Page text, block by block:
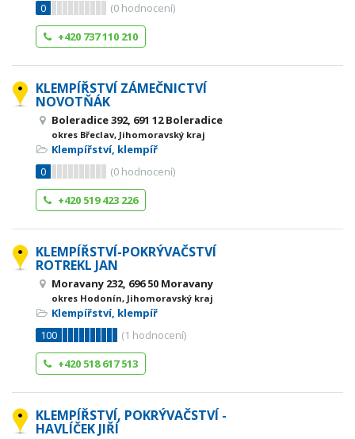
0
(0 hodnocení)
+420 737 110 210
KLEMPÍŘSTVÍ ZÁMEČNICTVÍ
NOVOTŇÁK
Boleradice 392, 691 12 Boleradice
okres Břeclav, Jihomoravský kraj
Klempířství, klempíř
0
(0 hodnocení)
+420 519 423 226
KLEMPÍŘSTVÍ-POKRÝVAČSTVÍ
ROTREKL JAN
Moravany 232, 696 50 Moravany
okres Hodonín, Jihomoravský kraj
Klempířství, klempíř
100
(1 hodnocení)
+420 518 617 513
KLEMPÍŘSTVÍ, POKRÝVAČSTVÍ -
HAVLÍČEK JIŘÍ